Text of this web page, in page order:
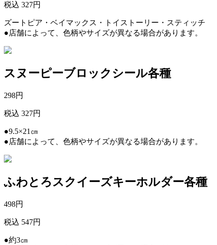
税込 327円
ズートピア・ベイマックス・トイストーリー・スティッチ
●店舗によって、色柄やサイズが異なる場合があります。
スヌーピーブロックシール各種
298円
税込 327円
●9.5×21㎝
●店舗によって、色柄やサイズが異なる場合があります。
ふわとろスクイーズキーホルダー各種
498円
税込 547円
●約3㎝